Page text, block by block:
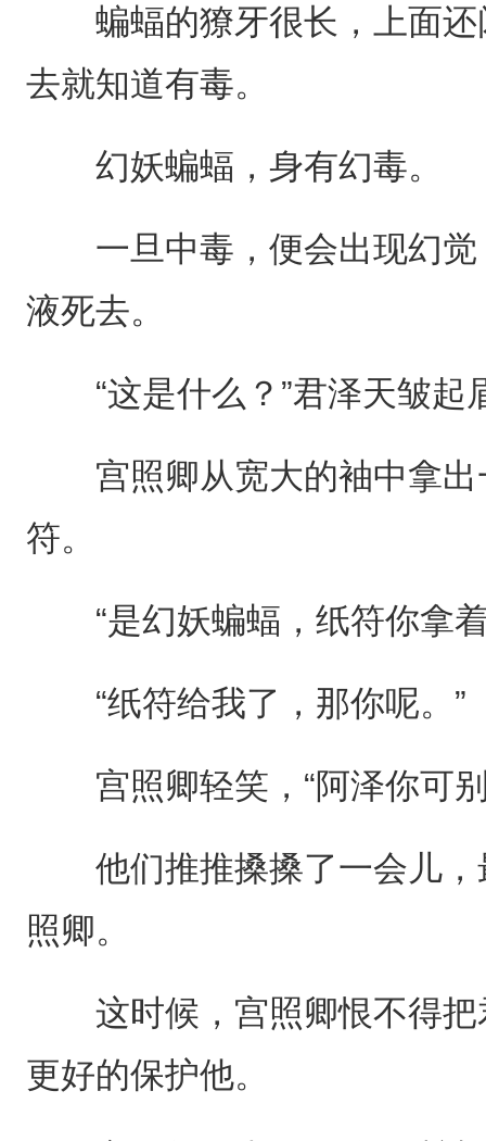
蝙蝠的獠牙很长，上面还
去就知道有毒。
幻妖蝙蝠，身有幻毒。
一旦中毒，便会出现幻觉
液死去。
“这是什么？”君泽天皱起
宫照卿从宽大的袖中拿出
符。
“是幻妖蝙蝠，纸符你拿着
“纸符给我了，那你呢。”
宫照卿轻笑，“阿泽你可别
他们推推搡搡了一会儿，
照卿。
这时候，宫照卿恨不得把
更好的保护他。